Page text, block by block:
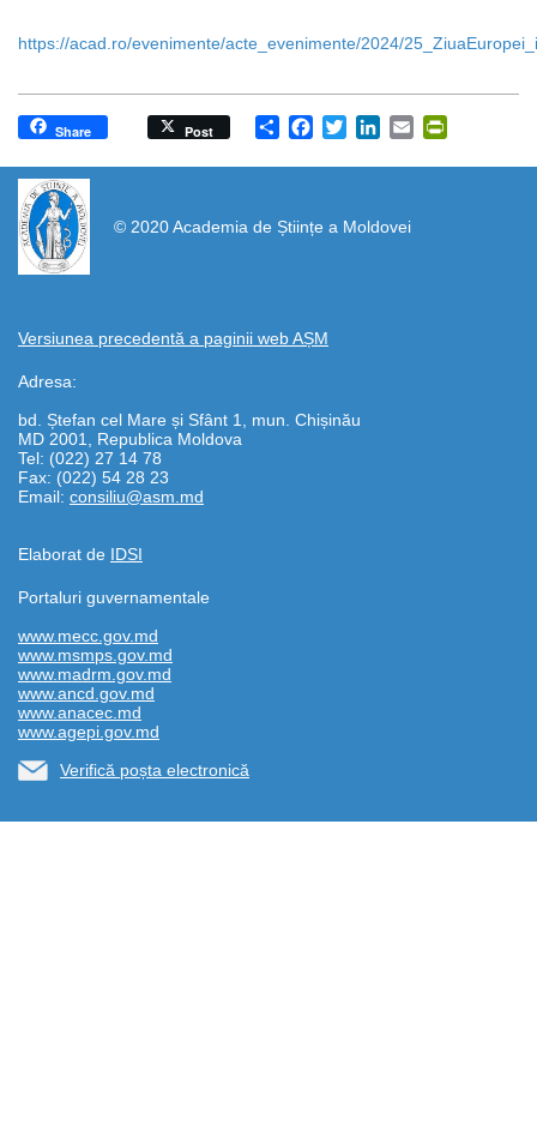
https://acad.ro/evenimente/acte_evenimente/2024/
Share
Share Post Facebook
TwitterLinkedIn
Email
© 2020 Academia de Științe a Moldovei
Versiunea precedentă a paginii web AȘM
Adresa:
bd. Ștefan cel Mare și Sfânt 1, mun. Chișinău
MD 2001, Republica Moldova
Tel: (022) 27 14 78
Fax: (022) 54 28 23
Email: consiliu@asm.md
Elaborat de IDSI
https://propletenie.ru/
Portaluri guvernamentale
www.mecc.gov.md
www.msmps.gov.md
www.madrm.gov.md
www.ancd.gov.md
www.anacec.md
www.agepi.gov.md
Verifică poșta electronică